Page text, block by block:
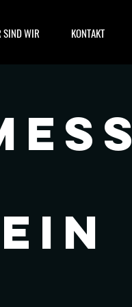
SIND WIR KONTAKT